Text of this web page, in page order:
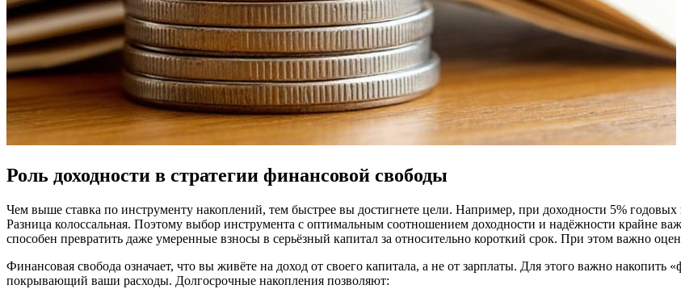
Роль доходности в стратегии финансовой свободы
Чем выше ставка по инструменту накоплений, тем быстрее вы достигнете цели. Например, при доходности 5% годовых
Разница колоссальная. Поэтому выбор инструмента с оптимальным соотношением доходности и надёжности крайне
способен превратить даже умеренные взносы в серьёзный капитал за относительно короткий срок. При этом важно
Финансовая свобода означает, что вы живёте на доход от своего капитала, а не от зарплаты. Для этого важно
покрывающий ваши расходы. Долгосрочные накопления позволяют: